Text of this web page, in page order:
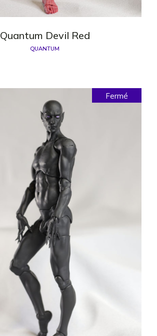
Quantum Devil Red
QUANTUM
Fermé